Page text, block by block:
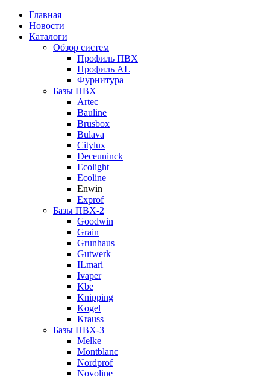
Главная
Новости
Каталоги
Обзор систем
Профиль ПВХ
Профиль AL
Фурнитура
Базы ПВХ
Artec
Bauline
Brusbox
Bulava
Citylux
Deceuninck
Ecolight
Ecoline
Enwin
Exprof
Базы ПВХ-2
Goodwin
Grain
Grunhaus
Gutwerk
ILmari
Ivaper
Kbe
Knipping
Kogel
Krauss
Базы ПВХ-3
Melke
Montblanc
Nordprof
Novoline